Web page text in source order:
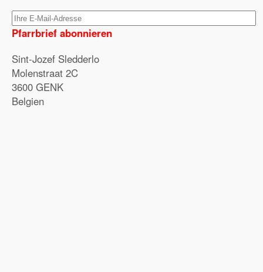
Pfarrbrief abonnieren
Sint-Jozef Sledderlo
Molenstraat 2C
3600 GENK
Belgien